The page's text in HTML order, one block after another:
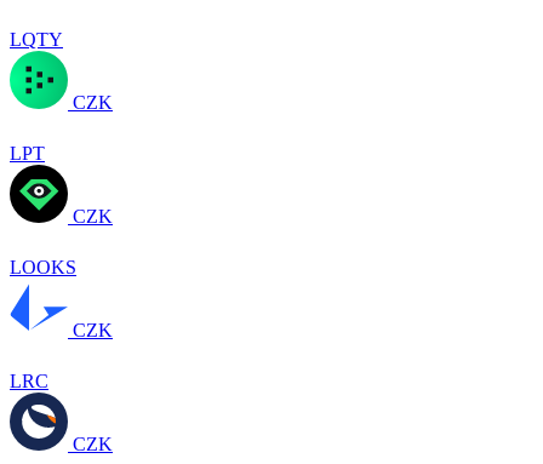
LQTY
CZK
LPT
CZK
LOOKS
CZK
LRC
CZK